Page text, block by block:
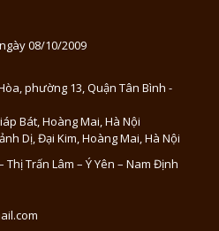
08/10/2009
phường 13, Quận Tân Bình -
Bát, Hoàng Mai, Hà Nội
Dị, Đại Kim, Hoàng Mai, Hà Nội
Thị Trấn Lâm – Ý Yên – Nam Định